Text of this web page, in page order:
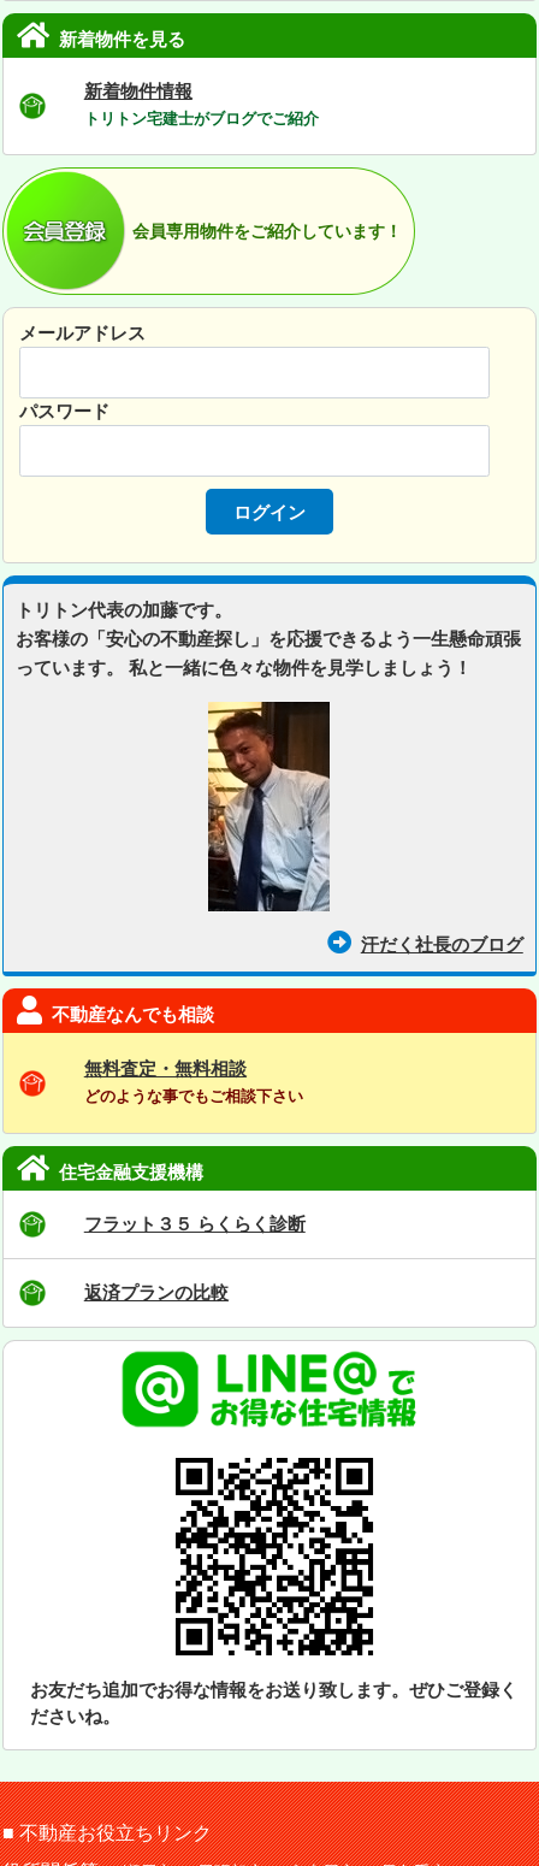
新着物件を見る
新着物件情報
トリトン宅建士がブログでご紹介
会員専用物件をご紹介しています！
メールアドレス
パスワード
トリトン代表の加藤です。
お客様の「安心の不動産探し」を応援できるよう一生懸命頑張
っています。 私と一緒に色々な物件を見学しましょう！
汗だく社長のブログ
不動産なんでも相談
無料査定・無料相談
どのような事でもご相談下さい
住宅金融支援機構
フラット３５ らくらく診断
返済プランの比較
お友だち追加でお得な情報をお送り致します。ぜひご登録く
ださいね。
■ 不動産お役立ちリンク